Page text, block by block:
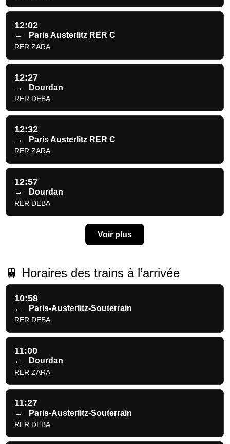
12:02
→ Paris Austerlitz RER C
RER ZARA
12:27
→ Dourdan
RER DEBA
12:32
→ Paris Austerlitz RER C
RER ZARA
12:57
→ Dourdan
RER DEBA
Voir plus
🚆 Horaires des trains à l’arrivée
10:58
← Paris-Austerlitz-Souterrain
RER DEBA
11:00
← Dourdan
RER ZARA
11:27
← Paris-Austerlitz-Souterrain
RER DEBA